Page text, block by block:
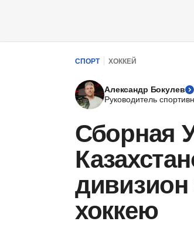
СПОРТ ХОККЕЙ
Александр Бокулев
Руководитель
Сборная
хоккею